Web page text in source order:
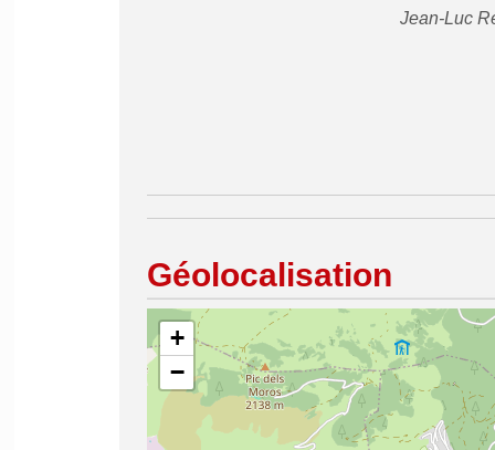
Jean-Luc
Géolocalisation
+
−